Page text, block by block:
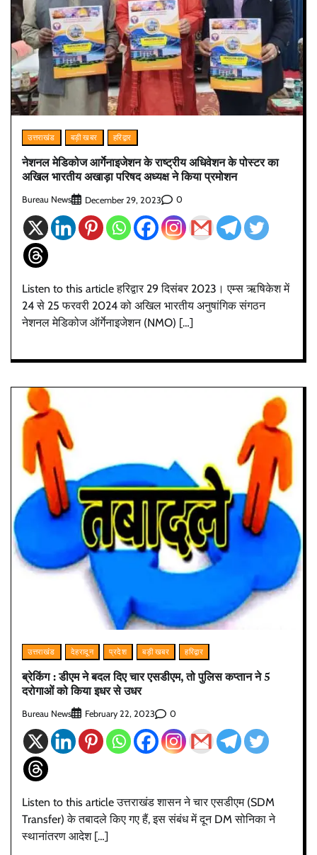
उत्तराखंड बड़ी खबर हरिद्वार
नेशनल मेडिकोज आर्गेनाइजेशन के राष्ट्रीय अधिवेशन के पोस्टर का
अखिल भारतीय अखाड़ा परिषद अध्यक्ष ने किया प्रमोशन
Bureau News December 29, 2023 0
Listen to this article हरिद्वार 29 दिसंबर 2023। एम्स ऋषिकेश में
24 से 25 फरवरी 2024 को अखिल भारतीय अनुषांगिक संगठन
नेशनल मेडिकोज ऑर्गेनाइजेशन (NMO) […]
उत्तराखंड देहरादून प्रदेश बड़ी खबर हरिद्वार
ब्रेकिंग : डीएम ने बदल दिए चार एसडीएम, तो पुलिस कप्तान ने 5
दरोगाओं को किया इधर से उधर
Bureau News February 22, 2023 0
Listen to this article उत्तराखंड शासन ने चार एसडीएम (SDM
Transfer) के तबादले किए गए हैं, इस संबंध में दून DM सोनिका ने
स्थानांतरण आदेश […]